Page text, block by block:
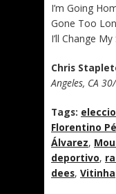
I’m Going
Gone Too
I’ll Change My
Chris
Angeles, CA
Tags:
Florentino
Álvarez,
deportivo,
dees, Vitinha